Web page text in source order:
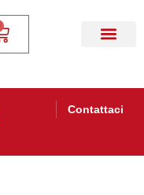
Contattaci